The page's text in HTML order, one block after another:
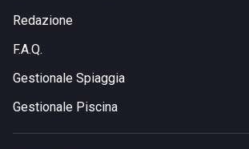
Redazione
F.A.Q.
Gestionale Spiaggia
Gestionale Piscina